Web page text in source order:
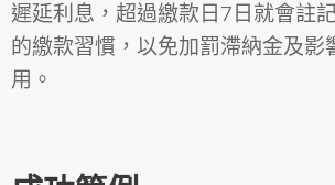
遲延利息，超過繳款日7日就會註
的繳款習慣，以免加罰滯納金及影
用。